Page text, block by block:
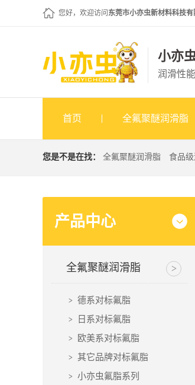
您好，欢迎访问 东莞市小亦虫新材料科技有
小亦
润滑性
首页 全氟聚醚润滑脂
您是不是在找： 全氟聚醚润滑脂 食品
产品中心
全氟聚醚润滑脂
德系对标氟脂
日系对标氟脂
欧美系对标氟脂
其它品牌对标氟脂
小亦虫氟脂系列